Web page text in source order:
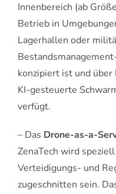
Innenbereich (ab
Betrieb in
Lagerhallen oder
konzipiert ist und
KI-gesteuerte
verfügt.
– Das Drone-as-a-
ZenaTech wird
Verteidigungs- und
zugeschnitten sein.